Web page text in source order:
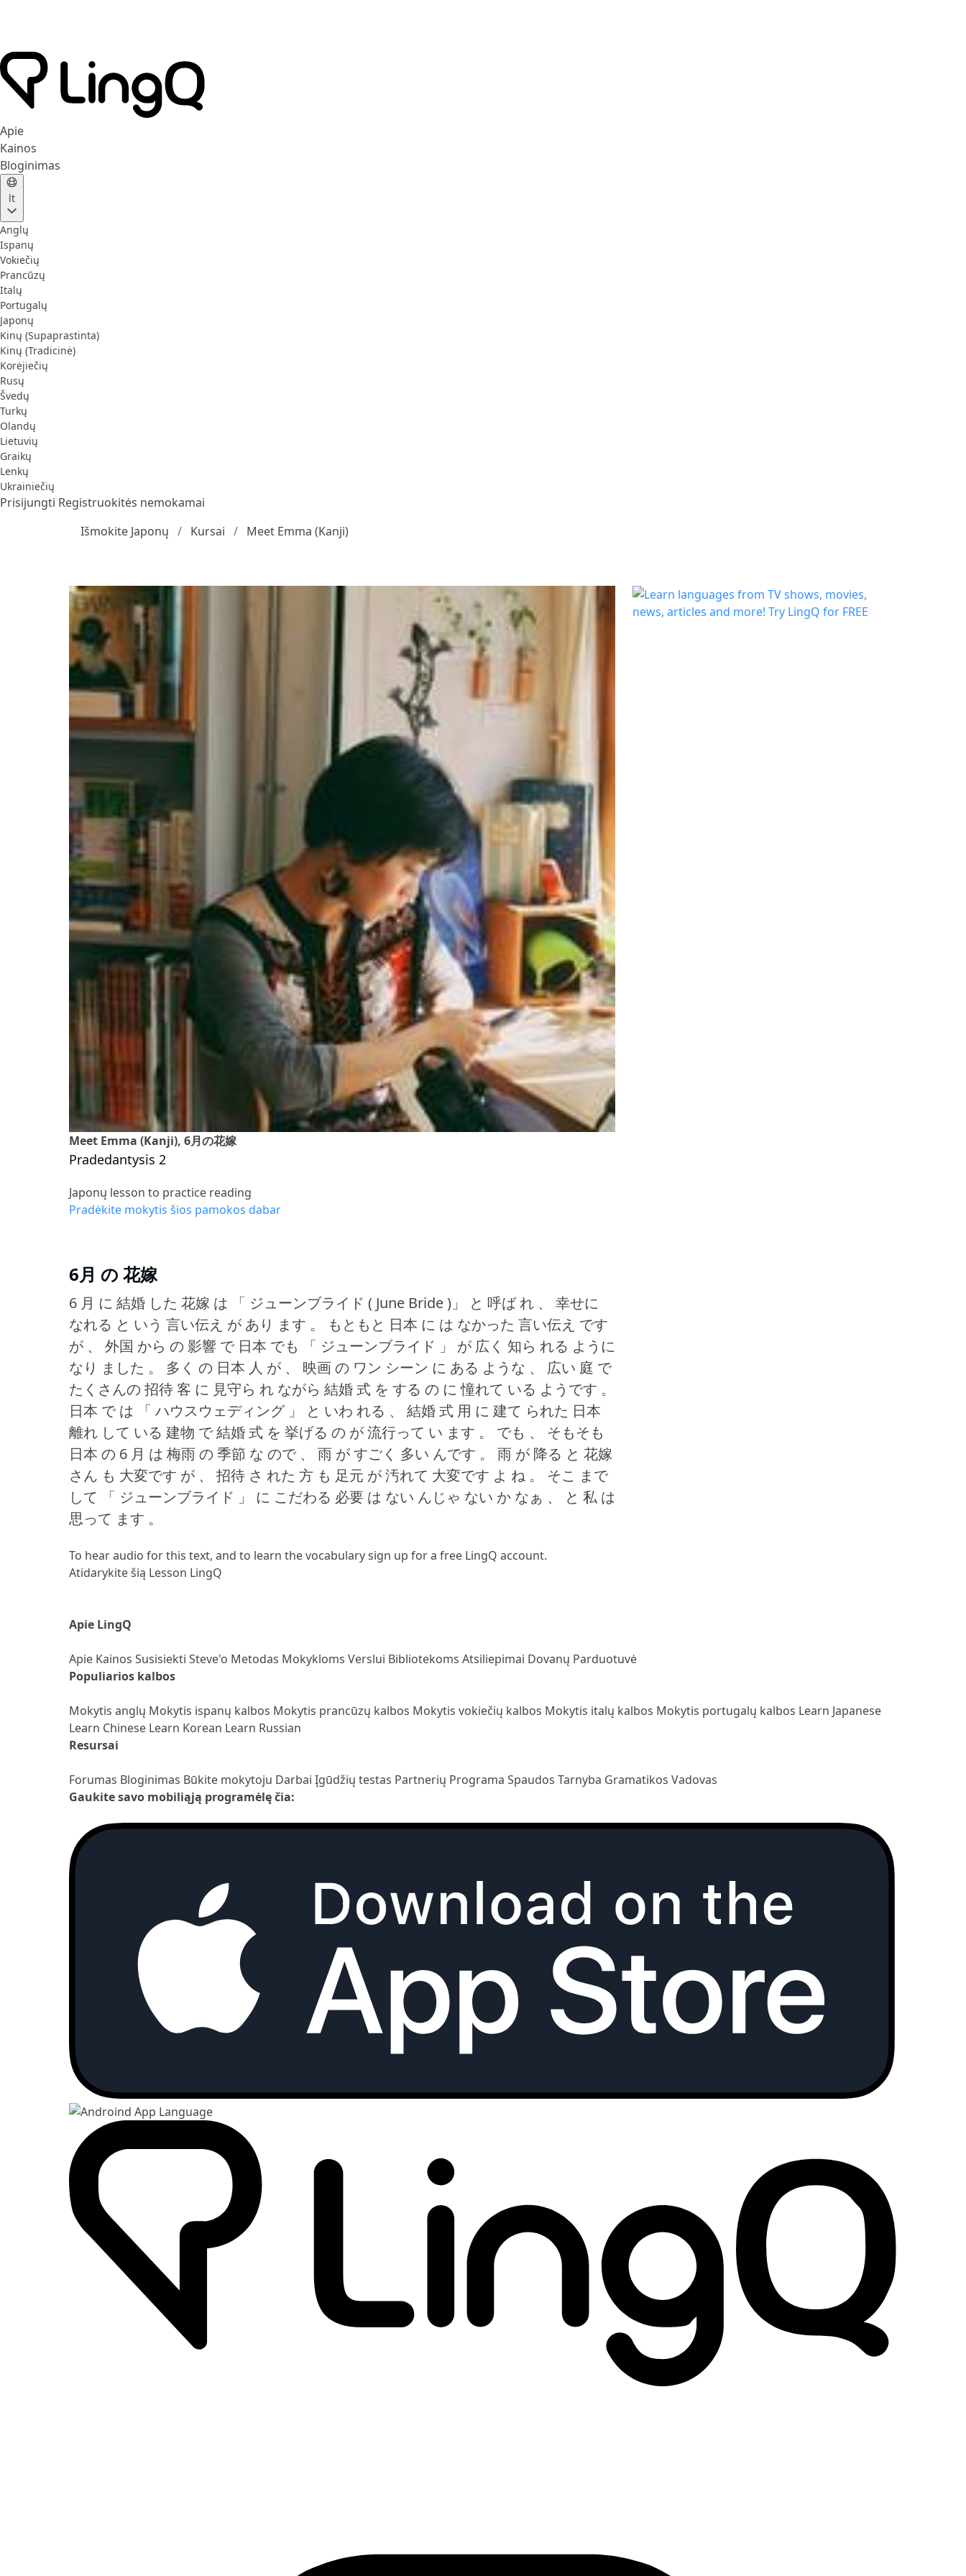
Apie
Kainos
Bloginimas
lt
Anglų
Ispanų
Vokiečių
Prancūzų
Italų
Portugalų
Japonų
Kinų (Supaprastinta)
Kinų (Tradicinė)
Korėjiečių
Rusų
Švedų
Turkų
Olandų
Lietuvių
Graikų
Lenkų
Ukrainiečių
Prisijungti Registruokitės nemokamai
Išmokite Japonų
Kursai Meet Emma (Kanji)
Meet Emma (Kanji), 6月の花嫁
Pradedantysis 2
Japonų lesson to practice reading
Pradėkite mokytis šios pamokos dabar
6月 の 花嫁
6 月 に 結婚 した 花嫁 は 「 ジューンブライド ( June Bride )」 と 呼ば れ 、 幸せに
なれる と いう 言い伝え が あり ます 。
もともと 日本 に は なかった 言い伝え です
が 、 外国 から の 影響 で 日本 でも 「 ジューンブライド 」 が 広く 知ら れる ように
なり ました 。
多く の 日本 人 が 、 映画 の ワン シーン に ある ような 、 広い 庭 で
たくさんの 招待 客 に 見守ら れ ながら 結婚 式 を する の に 憧れて いる ようです 。
日本 で は 「 ハウスウェディング 」 と いわ れる 、 結婚 式 用 に 建て られた 日本
離れ して いる 建物 で 結婚 式 を 挙げる の が 流行って い ます 。
でも 、 そもそも
日本 の 6 月 は 梅雨 の 季節 な ので 、 雨 が すごく 多い んです 。
雨 が 降る と 花嫁
さん も 大変です が 、 招待 さ れた 方 も 足元 が 汚れて 大変です よ ね 。
そこ まで
して 「 ジューンブライド 」 に こだわる 必要 は ない んじゃ ない か なぁ 、 と 私 は
思って ます 。
To hear audio for this text, and to learn the vocabularysign up for a free LingQ account.
Atidarykite šią Lesson LingQ
Apie LingQ
Apie Kainos Susisiekti Steve'o Metodas Mokykloms Verslui Bibliotekoms Atsiliepimai Dovanų Parduotuvė
Populiarios kalbos
Mokytis anglų Mokytis ispanų kalbos Mokytis prancūzų kalbos Mokytis vokiečių kalbos Mokytis italų kalbos Mokytis portugalų kalbos Learn Japanese
Learn Chinese Learn Korean Learn Russian
Resursai
Forumas Bloginimas Būkite mokytoju Darbai Įgūdžių testas Partnerių Programa Spaudos Tarnyba Gramatikos Vadovas
Gaukite savo mobiliąją programėlę čia: